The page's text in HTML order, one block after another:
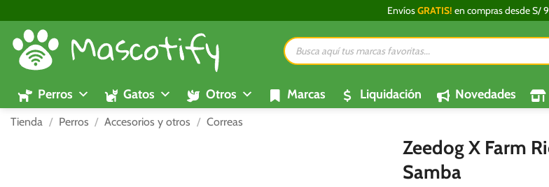
al
contenido
EnvíosGRATIS! en compras desde S/
Búsqueda
de
productos
Perros Gatos Otros Marcas Liquidación Novedades
Tienda / Perros / Accesorios y otros / Correas
Zeedog X Farm
Samba